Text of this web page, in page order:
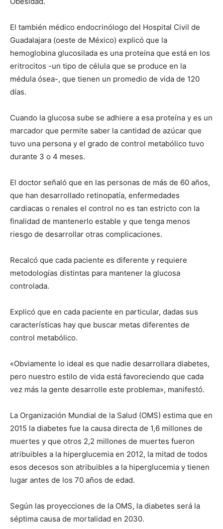
El también médico endocrinólogo del Hospital Civil de
Guadalajara (oeste de México) explicó que la
hemoglobina glucosilada es una proteína que está en los
eritrocitos -un tipo de célula que se produce en la
médula ósea-, que tienen un promedio de vida de 120
días.
Cuando la glucosa sube se adhiere a esa proteína y es un
marcador que permite saber la cantidad de azúcar que
tuvo una persona y el grado de control metabólico tuvo
durante 3 o 4 meses.
El doctor señaló que en las personas de más de 60 años,
que han desarrollado retinopatía, enfermedades
cardiacas o renales el control no es tan estricto con la
finalidad de mantenerlo estable y que tenga menos
riesgo de desarrollar otras complicaciones.
Recalcó que cada paciente es diferente y requiere
metodologías distintas para mantener la glucosa
controlada.
Explicó que en cada paciente en particular, dadas sus
características hay que buscar metas diferentes de
control metabólico.
«Obviamente lo ideal es que nadie desarrollara diabetes,
pero nuestro estilo de vida está favoreciendo que cada
vez más la gente desarrolle este problema», manifestó.
La Organización Mundial de la Salud (OMS) estima que en
2015 la diabetes fue la causa directa de 1,6 millones de
muertes y que otros 2,2 millones de muertes fueron
atribuibles a la hiperglucemia en 2012, la mitad de todos
esos decesos son atribuibles a la hiperglucemia y tienen
lugar antes de los 70 años de edad.
Según las proyecciones de la OMS, la diabetes será la
séptima causa de mortalidad en 2030.